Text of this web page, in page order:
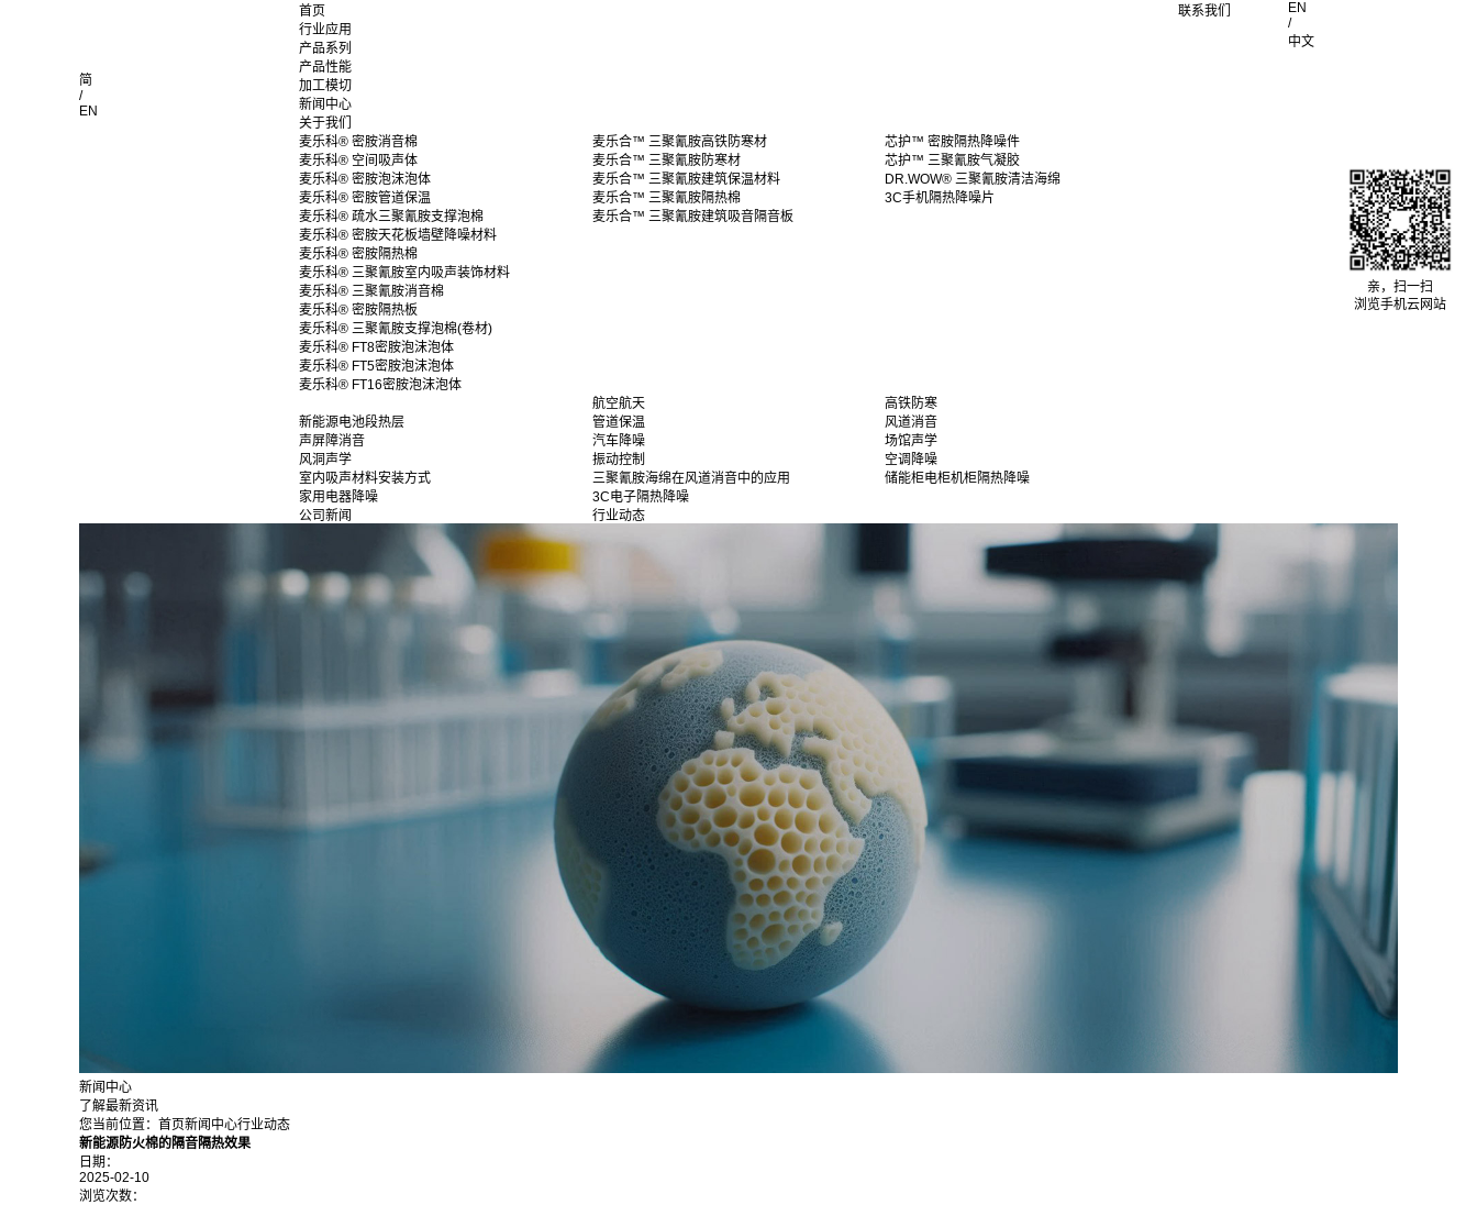
简
/
EN
首页
行业应用
产品系列
产品性能
加工模切
新闻中心
关于我们
麦乐科® 密胺消音棉
麦乐科® 空间吸声体
麦乐科® 密胺泡沫泡体
麦乐科® 密胺管道保温
麦乐科® 疏水三聚氰胺支撑泡棉
麦乐科® 密胺天花板墙壁降噪材料
麦乐科® 密胺隔热棉
麦乐科® 三聚氰胺室内吸声装饰材料
麦乐科® 三聚氰胺消音棉
麦乐科® 密胺隔热板
麦乐科® 三聚氰胺支撑泡棉(卷材)
麦乐科® FT8密胺泡沫泡体
麦乐科® FT5密胺泡沫泡体
麦乐科® FT16密胺泡沫泡体
麦乐合™ 三聚氰胺高铁防寒材
麦乐合™ 三聚氰胺防寒材
麦乐合™ 三聚氰胺建筑保温材料
麦乐合™ 三聚氰胺隔热棉
麦乐合™ 三聚氰胺建筑吸音隔音板
芯护™ 密胺隔热降噪件
芯护™ 三聚氰胺气凝胶
DR.WOW® 三聚氰胺清洁海绵
3C手机隔热降噪片
航空航天
高铁防寒
新能源电池段热层
管道保温
风道消音
声屏障消音
汽车降噪
场馆声学
风洞声学
振动控制
空调降噪
室内吸声材料安装方式
三聚氰胺海绵在风道消音中的应用
储能柜电柜机柜隔热降噪
家用电器降噪
3C电子隔热降噪
公司新闻
行业动态
联系我们
EN
/
中文
新闻中心
了解最新资讯
您当前位置： 首页新闻中心行业动态
新能源防火棉的隔音隔热效果
日期：
2025-02-10
浏览次数：
亲，扫一扫
浏览手机云网站